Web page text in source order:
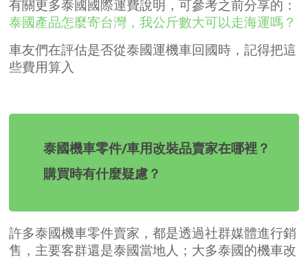
有關更多泰國國際運費說明，可參考之前分享的：
泰國產品怎麼寄台灣，我公斤數大可以走海運嗎？
車友們在評估是否從泰國運機車回國時，記得把這
些費用算入
泰國機車零件/車用改裝品賣家在哪裡？
購買時有什麼疑慮？
許多泰國機車零件賣家，都是透過社群媒體進行銷
售，主要客群還是泰國當地人；大多泰國的機車改